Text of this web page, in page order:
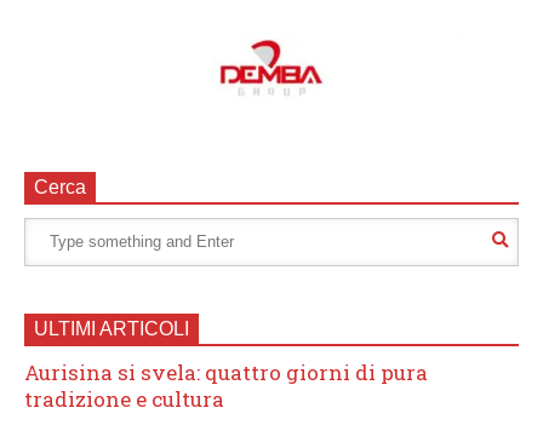
Cerca
ULTIMI ARTICOLI
Aurisina si svela: quattro giorni di pura
tradizione e cultura